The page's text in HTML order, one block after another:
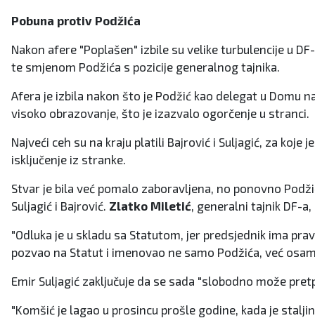
Pobuna protiv Podžića
Nakon afere "Poplašen" izbile su velike turbulencije u
te smjenom Podžića s pozicije generalnog tajnika.
Afera je izbila nakon što je Podžić kao delegat u Domu
visoko obrazovanje, što je izazvalo ogorčenje u stranci.
Najveći ceh su na kraju platili Bajrović i Suljagić, za
isključenje iz stranke.
Stvar je bila već pomalo zaboravljena, no ponovno
Suljagić i Bajrović. Zlatko Miletić, generalni tajnik DF-
"Odluka je u skladu sa Statutom, jer predsjednik ima
pozvao na Statut i imenovao ne samo Podžića, već
Emir Suljagić zaključuje da se sada "slobodno može
"Komšić je lagao u prosincu prošle godine, kada je